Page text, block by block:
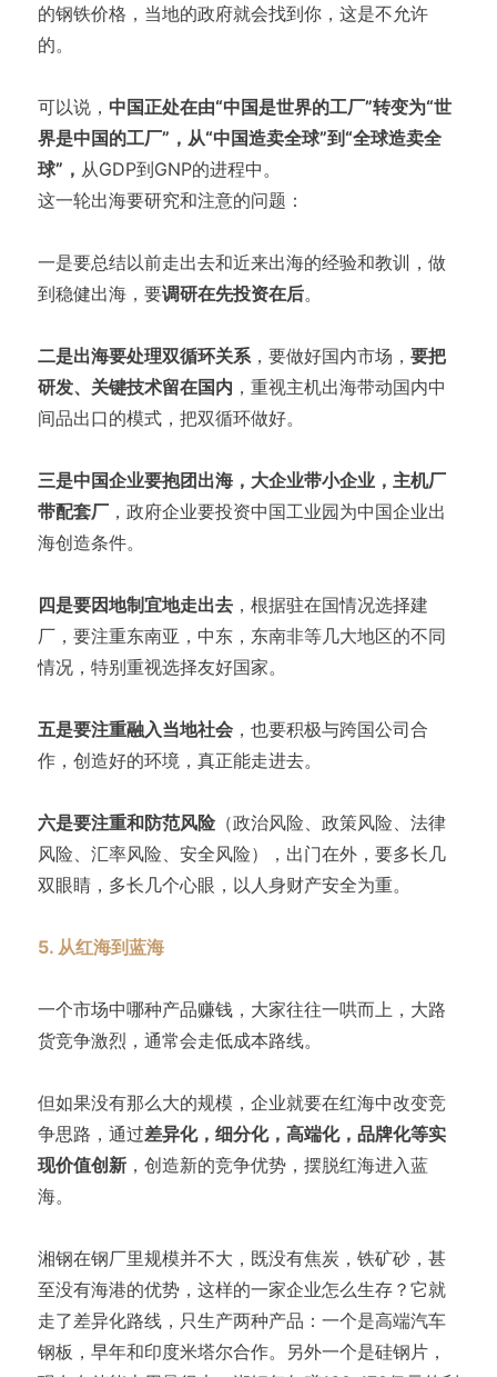
的钢铁价格，当地的政府就会找到你，这是不允许
的。
可以说， 中国正处在由“中国是世界的工厂”转变为“世
界是中国的工厂”，从“中国造卖全球”到“全球造卖全
球”， 从GDP到GNP的进程中。
这一轮出海要研究和注意的问题：
一是要总结以前走出去和近来出海的经验和教训，做
到稳健出海，要调研在先投资在后。
二是出海要处理双循环关系，要做好国内市场， 要把
研发、关键技术留在国内 ，重视主机出海带动国内中
间品出口的模式，把双循环做好。
三是中国企业要抱团出海，大企业带小企业，主机厂
带配套厂，政府企业要投资中国工业园为中国企业出
海创造条件。
四是要因地制宜地走出去，根据驻在国情况选择建
厂，要注重东南亚，中东，东南非等几大地区的不同
情况，特别重视选择友好国家。
五是要注重融入当地社会，也要积极与跨国公司合
作，创造好的环境，真正能走进去。
六是要注重和防范风险（政治风险、政策风险、法律
风险、汇率风险、安全风险），出门在外，要多长几
双眼睛，多长几个心眼，以人身财产安全为重。
5. 从红海到蓝海
一个市场中哪种产品赚钱，大家往往一哄而上，大路
货竞争激烈，通常会走低成本路线。
但如果没有那么大的规模，企业就要在红海中改变竞
争思路，通过差异化，细分化，高端化，品牌化等实
现价值创新，创造新的竞争优势，摆脱红海进入蓝
海。
湘钢在钢厂里规模并不大，既没有焦炭，铁矿砂，甚
至没有海港的优势，这样的一家企业怎么生存？它就
走了差异化路线，只生产两种产品：一个是高端汽车
钢板，早年和印度米塔尔合作。另外一个是硅钢片，